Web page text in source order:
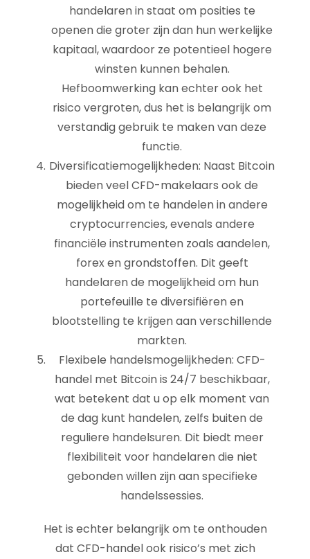
handelaren in staat om posities te
openen die groter zijn dan hun werkelijke
kapitaal, waardoor ze potentieel hogere
winsten kunnen behalen.
Hefboomwerking kan echter ook het
risico vergroten, dus het is belangrijk om
verstandig gebruik te maken van deze
functie.
Diversificatiemogelijkheden: Naast Bitcoin
bieden veel CFD-makelaars ook de
mogelijkheid om te handelen in andere
cryptocurrencies, evenals andere
financiële instrumenten zoals aandelen,
forex en grondstoffen. Dit geeft
handelaren de mogelijkheid om hun
portefeuille te diversifiëren en
blootstelling te krijgen aan verschillende
markten.
Flexibele handelsmogelijkheden: CFD-
handel met Bitcoin is 24/7 beschikbaar,
wat betekent dat u op elk moment van
de dag kunt handelen, zelfs buiten de
reguliere handelsuren. Dit biedt meer
flexibiliteit voor handelaren die niet
gebonden willen zijn aan specifieke
handelssessies.
Het is echter belangrijk om te onthouden
dat CFD-handel ook risico’s met zich